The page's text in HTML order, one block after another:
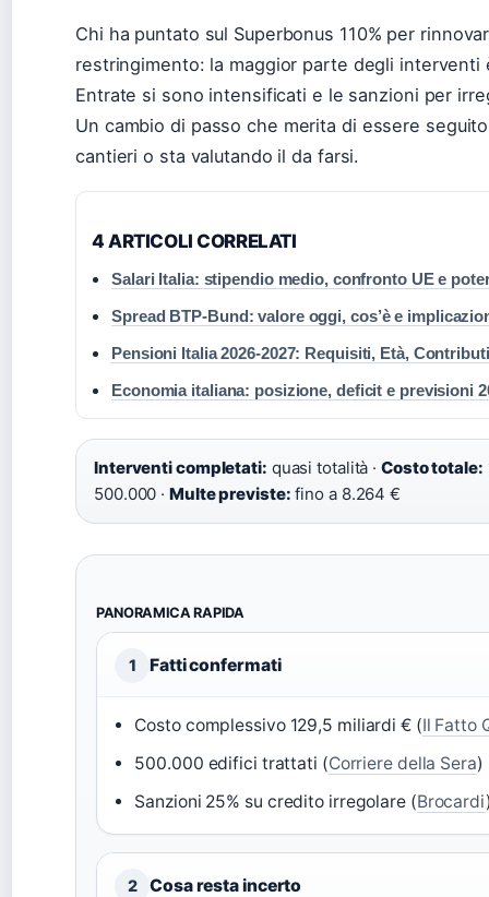
Chi ha puntato sul Superbonus 110% per
restringimento: la maggior parte degli interventi
Entrate si sono intensificati e le sanzioni per
Un cambio di passo che merita di essere
cantieri o sta valutando il da farsi.
4 ARTICOLI CORRELATI
Salari Italia: stipendio medio, confronto UE e
Spread BTP-Bund: valore oggi, cos’è e
Pensioni Italia 2026-2027: Requisiti, Età,
Economia italiana: posizione, deficit e previsioni
Interventi completati: quasi totalità ·Costo totale:
500.000 ·Multe previste: fino a 8.264 €
PANORAMICA RAPIDA
1 Fatti confermati
Costo complessivo 129,5 miliardi € (Il Fatto
500.000 edifici trattati (Corriere della Sera)
Sanzioni 25% su credito irregolare (Brocardi
2 Cosa resta incerto